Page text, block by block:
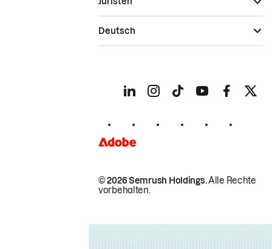
© 2026 Semrush Holdings.Alle Rechte
vorbehalten.
Deutsch